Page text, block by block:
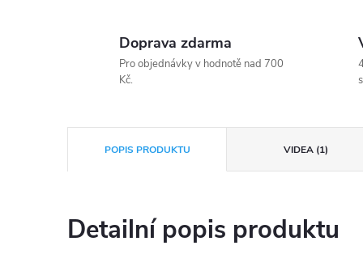
Doprava zdarma
Pro objednávky v hodnotě nad 700
Kč.
POPIS PRODUKTU VIDEA (1)
Detailní popis produktu